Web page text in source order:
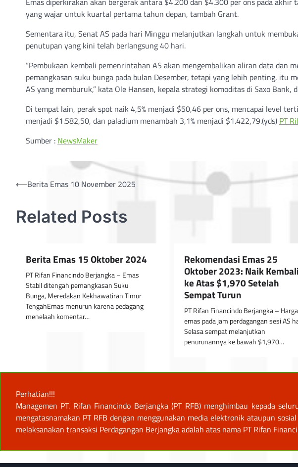
yang wajar untuk kuartal pertama tahun depan, tambah Grant.
Sementara itu, Senat AS pada hari Minggu melanjutkan langkah untuk
penutupan yang kini telah berlangsung 40 hari.
“Pembukaan kembali pemenrintahan AS akan mengembalikan aliran data dan
pemangkasan suku bunga pada bulan Desember, tetapi yang lebih penting, itu
AS yang memburuk,” kata Ole Hansen, kepala strategi komoditas di Saxo Bank,
Di tempat lain, perak spot naik 4,5% menjadi $50,46 per ons, mencapai level
menjadi $1.582,50, dan paladium menambah 3,1% menjadi $1.422,79.(yds) PT
Sumber : NewsMaker
Post
⟵Berita Emas 10 November 2025
Related Posts
Berita Emas 15 Oktober 2024
PT Rifan Financindo Berjangka – Emas
Stabil ditengah pemangkasan Suku
Bunga, Meredakan Kekhawatiran Timur
TengahEmas menurun karena pedagang
menelaah komentar…
Rekomendasi Emas 25
Oktober 2023: Naik Kembali
ke Atas $1,970 Setelah
Sempat Turun
PT Rifan Financindo Berjangka – Harga
emas pada jam perdagangan sesi AS
Selasa sempat melanjutkan
penurunannya ke bawah $1,970…
Perhatian!!!
Managemen PT. Rifan Financindo Berjangka (PT RFB) menghimbau kepada
mengatasnamakan PT RFB dengan menggunakan media elektronik ataupun
melaksanakan transaksi Perdagangan Berjangka adalah atas nama PT Rifan